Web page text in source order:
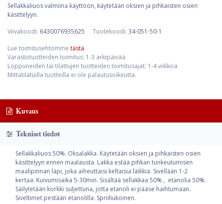
Sellakkaliuos valmiina käyttöön, käytetään oksien ja pihkaisten osien
käsittelyyn.
Viivakoodi: 6430076935625 Tuotekoodi: 34-051-50-1
Lue toimitusehtomme tästä
Varastotuotteiden toimitus: 1-3 arkipäivää
Loppuneiden tai tilattujen tuotteiden toimitusajat: 1-4 viikkoa
Mittatilatuilla tuotteilla ei ole palautusoikeutta.
Kuvaus
Tekniset tiedot
Sellakkaliuos 50%. Oksalakka. Käytetään oksien ja pihkaisten osien
käsittelyyn ennen maalausta. Lakka estää pihkan tunkeutumisen
maalipinnan läpi, joka aiheuttaisi keltaisia läikkiä. Sivellään 1-2
kertaa. Kuivumisaika 5-30min. Sisältää sellakkaa 50% , etanolia 50%.
Säilytetään korkki suljettuna, jotta etanoli ei pääse haihtumaan.
Siveltimet pestään etanolilla. Spriiliukoinen.